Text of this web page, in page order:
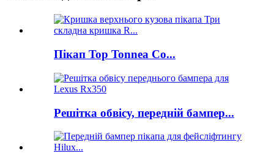
Пікап Top Tonnea Co...
Решітка обвісу, передній бампер...